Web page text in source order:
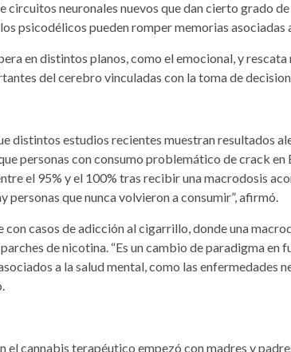
circuitos neuronales nuevos que dan cierto grado
los psicodélicos pueden romper memorias
en distintos planos, como el emocional, y
del cerebro vinculadas con la toma de
distintos estudios recientes muestran resultados
personas con consumo problemático de crack
el 95% y el 100% tras recibir una macrodosis
personas que nunca volvieron a consumir”, afirmó.
con casos de adicción al cigarrillo, donde una
de nicotina. “Es un cambio de paradigma en
a la salud mental, como las enfermedades
el cannabis terapéutico empezó con madres y